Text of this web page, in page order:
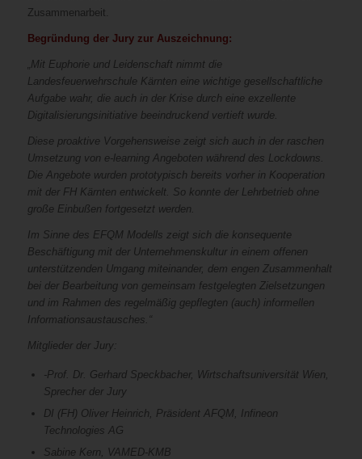
Zusammenarbeit.
Begründung der Jury zur Auszeichnung:
„Mit Euphorie und Leidenschaft nimmt die
Landesfeuerwehrschule Kärnten eine wichtige gesellschaftliche
Aufgabe wahr, die auch in der Krise durch eine exzellente
Digitalisierungsinitiative beeindruckend vertieft wurde.
Diese proaktive Vorgehensweise zeigt sich auch in der raschen
Umsetzung von e-learning Angeboten während des Lockdowns.
Die Angebote wurden prototypisch bereits vorher in Kooperation
mit der FH Kärnten entwickelt. So konnte der Lehrbetrieb ohne
große Einbußen fortgesetzt werden.
Im Sinne des EFQM Modells zeigt sich die konsequente
Beschäftigung mit der Unternehmenskultur in einem offenen
unterstützenden Umgang miteinander, dem engen Zusammenhalt
bei der Bearbeitung von gemeinsam festgelegten Zielsetzungen
und im Rahmen des regelmäßig gepflegten (auch) informellen
Informationsaustausches.“
Mitglieder der Jury:
-Prof. Dr. Gerhard Speckbacher, Wirtschaftsuniversität Wien,
Sprecher der Jury
DI (FH) Oliver Heinrich, Präsident AFQM, Infineon
Technologies AG
Sabine Kern, VAMED-KMB